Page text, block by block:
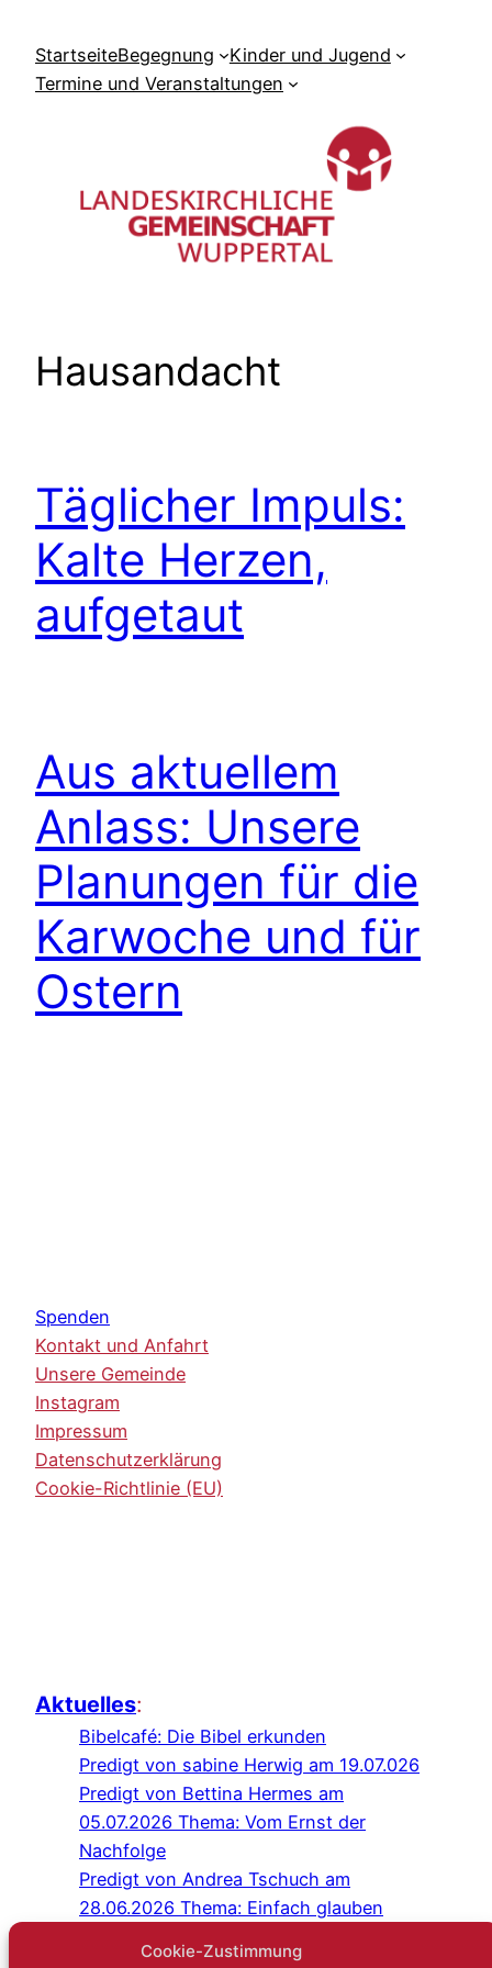
Cookie-Zustimmung
Inhalt
springen
StartseiteBegegnung
Kinder und Jugend
Termine und Veranstaltungen
Hausandacht
Täglicher Impuls:
Kalte Herzen,
aufgetaut
Aus aktuellem
Anlass: Unsere
Planungen für die
Karwoche und für
Ostern
Spenden
Kontakt und Anfahrt
Unsere Gemeinde
Instagram
Impressum
Datenschutzerklärung
Cookie-Richtlinie (EU)
Aktuelles:
Bibelcafé: Die Bibel erkunden
Predigt von sabine Herwig am 19.07.026
Predigt von Bettina Hermes am
05.07.2026 Thema: Vom Ernst der
Nachfolge
Predigt von Andrea Tschuch am
28.06.2026 Thema: Einfach glauben